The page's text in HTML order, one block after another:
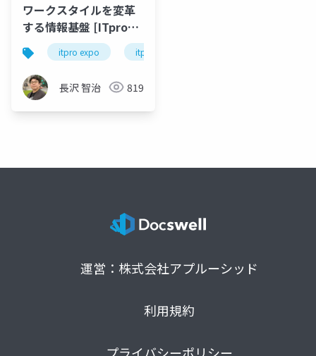
ワークスタイルを変革
する情報基盤 [ITpro
EXPO A651]
itpro expo itpro
長沢 智治 819
運営：株式会社アプルーシッド
利用規約
プライバシーポリシー